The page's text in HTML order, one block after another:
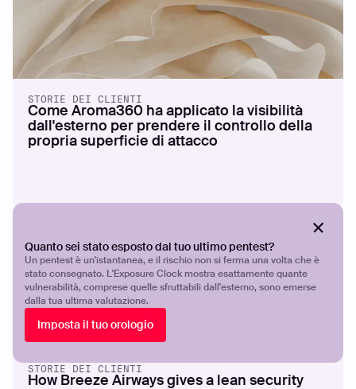
Quanto sei stato esposto dal tuo ultimo pentest?
Un pentest è un'istantanea, e il rischio non si ferma una volta che è
stato consegnato. L'Exposure Clock mostra esattamente quante
vulnerabilità, comprese quelle sfruttabili dall'esterno, sono emerse
dalla tua ultima valutazione.
Imposta il tuo orologio
STORIE DEI CLIENTI
Come Aroma360 ha applicato la visibilità
dall'esterno per prendere il controllo della
propria superficie di attacco
STORIE DEI CLIENTI
How Breeze Airways gives a lean security